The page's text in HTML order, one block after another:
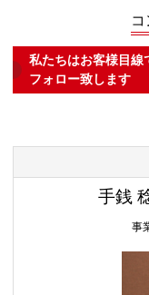
私たちはお客様目線
フォロー致します
手銭
事